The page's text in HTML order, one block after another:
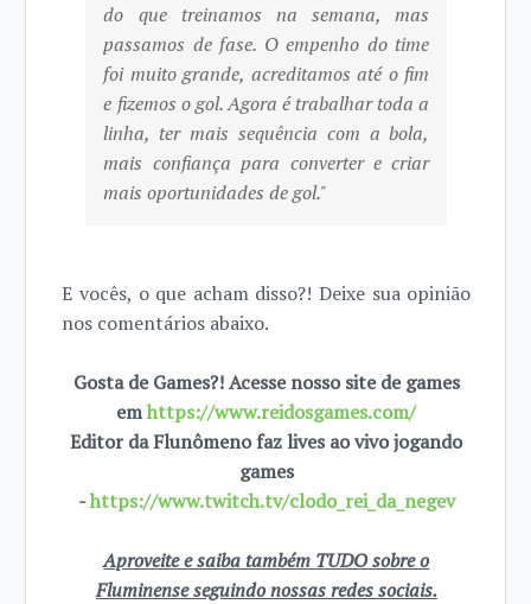
do que treinamos na semana, mas
passamos de fase. O empenho do time
foi muito grande, acreditamos até o fim
e fizemos o gol. Agora é trabalhar toda a
linha, ter mais sequência com a bola,
mais confiança para converter e criar
mais oportunidades de gol."
E vocês, o que acham disso?! Deixe sua opinião
nos comentários abaixo.
Gosta de Games?! Acesse nosso site de games
emhttps://www.reidosgames.com/
Editor da Flunômeno faz lives ao vivo jogando
games
-https://www.twitch.tv/clodo_rei_da_negev
Aproveite e saiba também TUDO sobre o
Fluminense seguindo nossas redes sociais.